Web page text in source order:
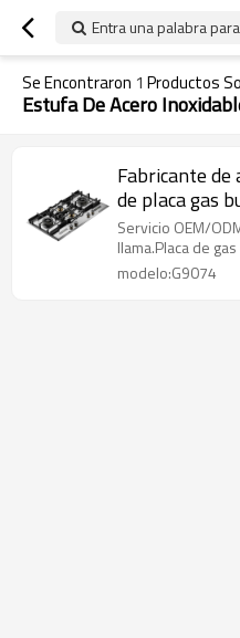
Entra una palabra
Se Encontraron 1 Productos
Estufa De Acero
Fabricante de
de placa gas
Servicio OEM/
llama.Placa de
modelo:G9074